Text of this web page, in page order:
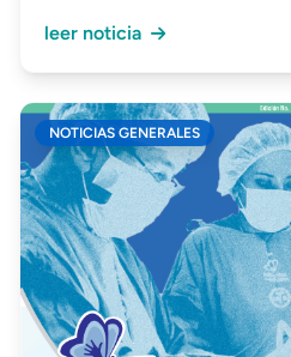
leer noticia
NOTICIAS GENERALES